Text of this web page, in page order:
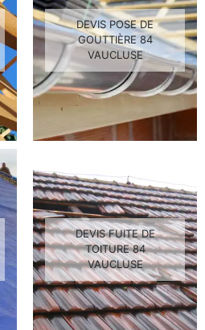
DEVIS POSE DE
GOUTTIÈRE 84
VAUCLUSE
DEVIS FUITE DE
TOITURE 84
VAUCLUSE